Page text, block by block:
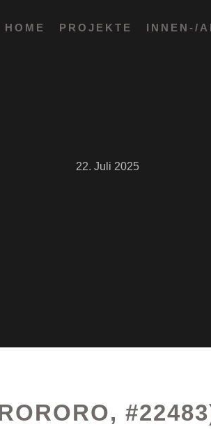
HOME PROJEKTE INNEN-/
22. Juli 2025